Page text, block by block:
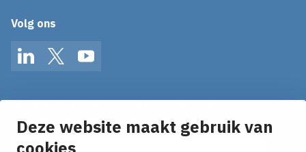
Deze website maakt gebruik van
Volg ons
LinkedInTwitterYouTube
Ontvang onze nieuws alerts in je mailbox!
E-mailadres